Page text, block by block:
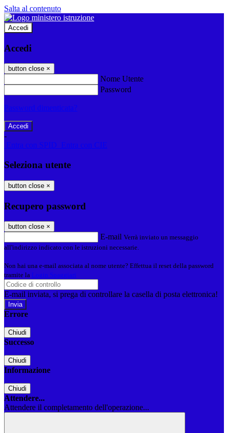
Salta al contenuto
Accedi
Accedi
button close ×
Nome Utente
Password
Password dimenticata?
-
Entra con SPID
Entra con CIE
Seleziona utente
button close ×
Recupero password
button close ×
E-mail Verrà inviato un messaggio
all'indirizzo indicato con le istruzioni necessarie.
Non hai una e-mail associata al nome utente? Effettua il reset della password
tramite la Login Spaggiari
E-mail inviata, si prega di controllare la casella di posta elettronica!
Errore
Chiudi
Successo
Chiudi
Informazione
Chiudi
Attendere...
Attendere il completamento dell'operazione...